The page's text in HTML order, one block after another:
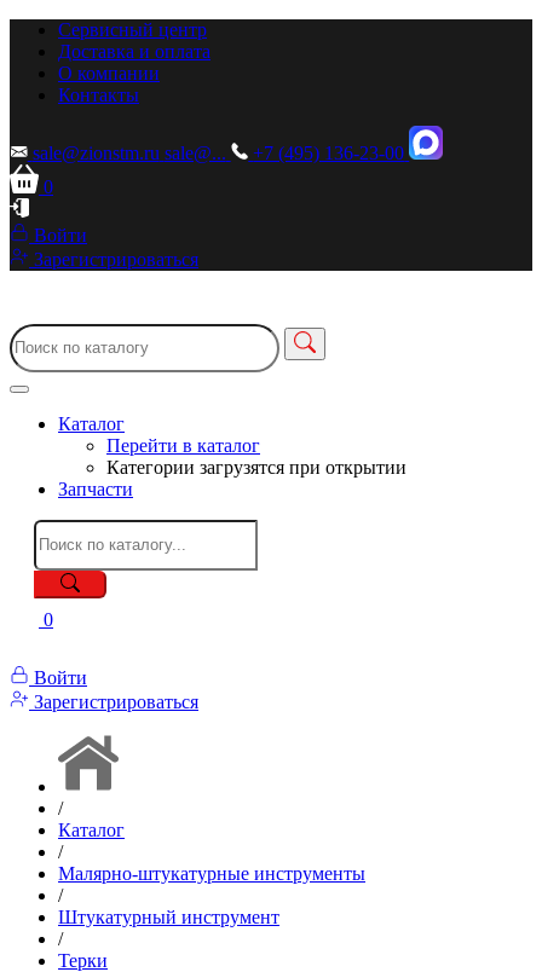
Сервисный центр
Доставка и оплата
О компании
Контакты
sale@zionstm.ru sale@...
+7 (495) 136-23-00
0
Войти
Зарегистрироваться
Каталог
Перейти в каталог
Категории загрузятся при открытии
Запчасти
0
Войти
Зарегистрироваться
/
Каталог
/
Малярно-штукатурные инструменты
/
Штукатурный инструмент
/
Терки